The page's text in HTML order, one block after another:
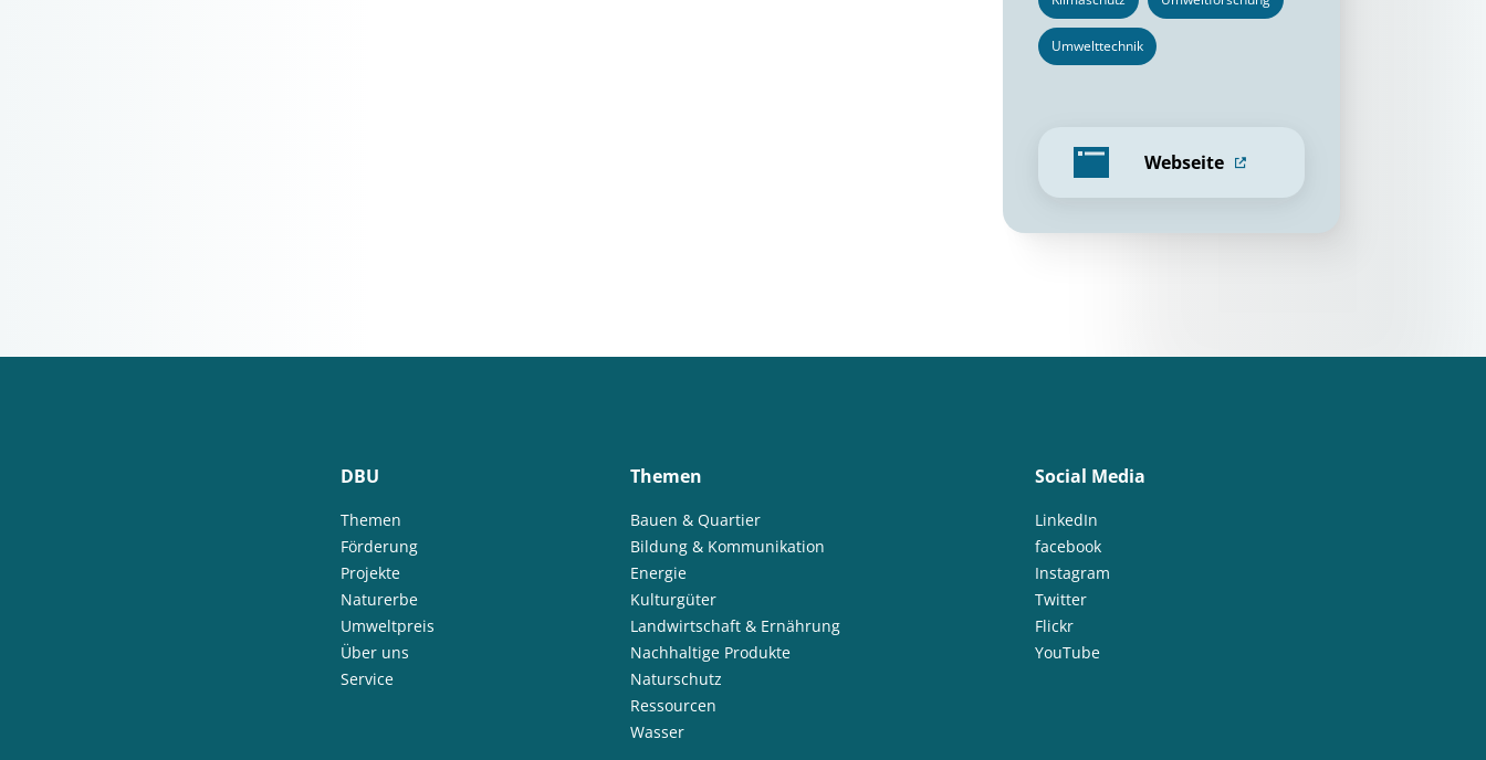
Umwelttechnik
Webseite
DBU
Themen
Förderung
Projekte
Naturerbe
Umweltpreis
Über uns
Service
Themen
Bauen & Quartier
Bildung & Kommunikation
Energie
Kulturgüter
Landwirtschaft & Ernährung
Nachhaltige Produkte
Naturschutz
Ressourcen
Wasser
Social Media
LinkedIn
facebook
Instagram
Twitter
Flickr
YouTube